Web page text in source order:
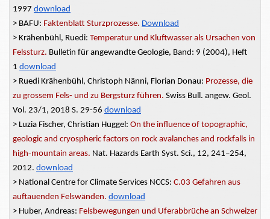
1997 download
> BAFU: Faktenblatt Sturzprozesse. Download
> Krähenbühl, Ruedi: Temperatur und Kluftwasser als Ursachen von
Felssturz. Bulletin für angewandte Geologie, Band: 9 (2004), Heft
1 download
> Ruedi Krähenbühl, Christoph Nänni, Florian Donau: Prozesse, die
zu grossem Fels- und zu Bergsturz führen. Swiss Bull. angew. Geol.
Vol. 23/1, 2018 S. 29-56 download
> Luzia Fischer, Christian Huggel: On the influence of topographic,
geologic and cryospheric factors on rock avalanches and rockfalls in
high-mountain areas. Nat. Hazards Earth Syst. Sci., 12, 241–254,
2012. download
> National Centre for Climate Services NCCS: C.03 Gefahren aus
auftauenden Felswänden. download
> Huber, Andreas: Felsbewegungen und Uferabbrüche an Schweizer